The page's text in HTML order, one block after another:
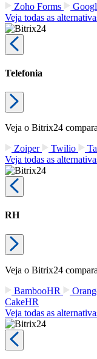
Zoho Forms
Veja todas as
Telefonia
Veja o Bitrix24
Zoiper
Twilio
Veja todas as
RH
Veja o Bitrix24
BambooHR
CakeHR
Veja todas as